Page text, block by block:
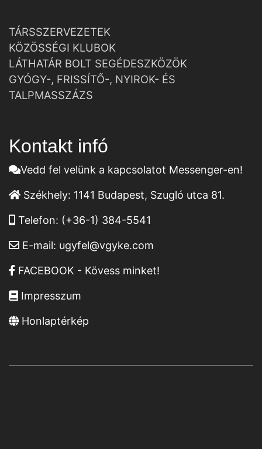
TÁRSSZERVEZETEK
KÖZÖSSÉGI KLUBOK
LÁTHATÁR BOLT SEGÉDESZKÖZÖK
GYÓGY-, FRISSÍTŐ-, NYIROK- ÉS
TALPMASSZÁZS
Kontakt infó
Vedd fel velünk a kapcsolatot Messenger-en!
Székhely: 1141 Budapest, Szugló utca 81.
Telefon: (+36-1) 384-5541
E-mail: ugyfel@vgyke.com
FACEBOOK - Kövess minket!
Impresszum
Honlaptérkép